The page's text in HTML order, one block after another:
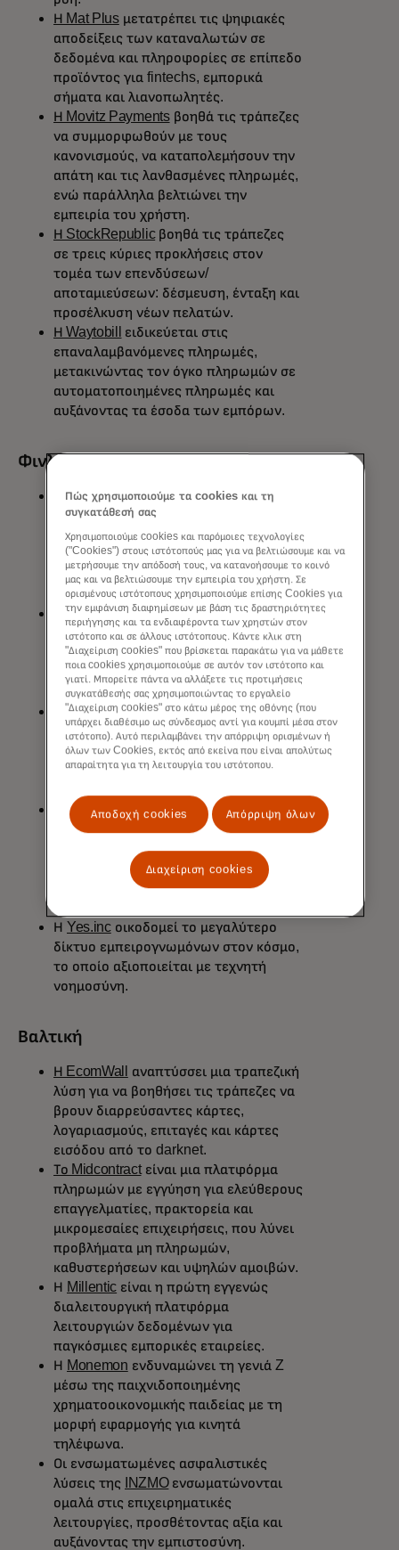
Η Mat Plusμετατρέπει τις ψηφιακές
αποδείξεις των καταναλωτών σε
δεδομένα και πληροφορίες σε επίπεδο
προϊόντος για fintechs, εμπορικά
σήματα και λιανοπωλητές.
Η Movitz Paymentsβοηθά τις τράπεζες
να συμμορφωθούν με τους
κανονισμούς, να καταπολεμήσουν την
απάτη και τις λανθασμένες πληρωμές,
ενώ παράλληλα βελτιώνει την
εμπειρία του χρήστη.
Η StockRepublicβοηθά τις τράπεζες
σε τρεις κύριες προκλήσεις στον
τομέα των επενδύσεων/
αποταμιεύσεων: δέσμευση, ένταξη και
προσέλκυση νέων πελατών.
Η Waytobill
ειδικεύεται στις
επαναλαμβανόμενες πληρωμές,
μετακινώντας τον όγκο πληρωμών σε
αυτοματοποιημένες πληρωμές και
αυξάνοντας τα έσοδα των εμπόρων.
Φινλανδία
ΗIntuitechκατασκευάζει Expert AI
Agents για τράπεζες που συνδέονται
με τα συστήματα των επιχειρήσεων,
αυτοματοποιούν πολύπλοκες ροές
εργασίας και ενισχύουν την απόδοση
των επενδύσεων.
KotiChargeείναι μια εταιρεία B2B
SaaS που παρέχει υπηρεσίες
χρέωσης φόρτισης EV και
βελτιστοποίησης της ενέργειας σε
ενώσεις κατοικιών.
PaySaxasδημιουργεί μια
πλατφόρμα που βοηθά τις
επιχειρήσεις να διαχειρίζονται
διασυνοριακές πληρωμές σε σταθερά
Quantera.aiπαρέχει πληροφορίες για
τις μετοχές για αναλυτές και
επαγγελματίες του κλάδου των
μετοχών, επεξεργαζόμενη terabytes
χρηματοοικονομικών δεδομένων για
Η Yes.incοικοδομεί το μεγαλύτερο
δίκτυο εμπειρογνωμόνων στον κόσμο,
το οποίο αξιοποιείται με τεχνητή
νοημοσύνη.
Βαλτική
Η EcomWall
αναπτύσσει μια τραπεζική
λύση για να βοηθήσει τις τράπεζες να
βρουν διαρρεύσαντες κάρτες,
λογαριασμούς, επιταγές και κάρτες
εισόδου από το darknet.
Το Midcontractείναι μια πλατφόρμα
πληρωμών με εγγύηση για ελεύθερους
επαγγελματίες, πρακτορεία και
μικρομεσαίες επιχειρήσεις, που λύνει
προβλήματα μη πληρωμών,
καθυστερήσεων και υψηλών αμοιβών.
Η Millentic είναι η πρώτη εγγενώς
διαλειτουργική πλατφόρμα
λειτουργιών δεδομένων για
παγκόσμιες εμπορικές εταιρείες.
Η Monemon ενδυναμώνει τη γενιά Z
μέσω της παιχνιδοποιημένης
χρηματοοικονομικής παιδείας με τη
μορφή εφαρμογής για κινητά
τηλέφωνα.
Οι ενσωματωμένες ασφαλιστικές
λύσεις της
INZMOενσωματώνονται
ομαλά στις επιχειρηματικές
λειτουργίες, προσθέτοντας αξία και
αυξάνοντας την εμπιστοσύνη.
Πώς χρησιμοποιούμε τα cookies και τη
συγκατάθεσή σας
Χρησιμοποιούμε cookies και παρόμοιες τεχνολογίες
("Cookies") στους ιστότοπούς μας για να βελτιώσουμε και να
μετρήσουμε την απόδοσή τους, να κατανοήσουμε το κοινό
μας και να βελτιώσουμε την εμπειρία του χρήστη. Σε
ορισμένους ιστότοπους χρησιμοποιούμε επίσης Cookies για
την εμφάνιση διαφημίσεων με βάση τις δραστηριότητες
περιήγησης και τα ενδιαφέροντα των χρηστών στον
ιστότοπο και σε άλλους ιστότοπους. Κάντε κλικ στη
"Διαχείριση cookies" που βρίσκεται παρακάτω για να μάθετε
ποια cookies χρησιμοποιούμε σε αυτόν τον ιστότοπο και
γιατί. Μπορείτε πάντα να αλλάξετε τις προτιμήσεις
συγκατάθεσής σας χρησιμοποιώντας το εργαλείο
"Διαχείριση cookies" στο κάτω μέρος της οθόνης (που
υπάρχει διαθέσιμο ως σύνδεσμος αντί για κουμπί μέσα στον
ιστότοπο). Αυτό περιλαμβάνει την απόρριψη ορισμένων ή
όλων των Cookies, εκτός από εκείνα που είναι απολύτως
απαραίτητα για τη λειτουργία του ιστότοπου.
Αποδοχή cookies Απόρριψη όλων
Διαχείριση cookies